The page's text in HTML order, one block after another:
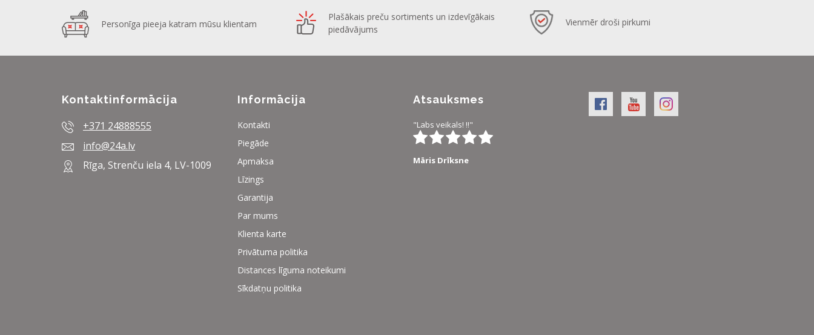
Personīga pieeja katram mūsu klientam
Plašākais preču sortiments un izdevīgākais
piedāvājums
Vienmēr droši pirkumi
Kontaktinformācija
+371 24888555
info@24a.lv
Rīga, Strenču iela 4, LV-1009
Informācija
Kontakti
Piegāde
Apmaksa
Līzings
Garantija
Par mums
Klienta karte
Privātuma politika
Distances līguma noteikumi
Sīkdatņu politika
Atsauksmes
"Labs veikals! !!"
Māris Drīksne